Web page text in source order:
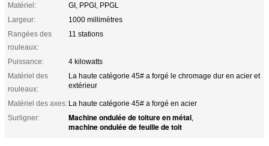
Matériel:
GI, PPGI, PPGL
Largeur:
1000 millimètres
Rangées des
rouleaux:
11 stations
Puissance:
4 kilowatts
Matériel des
rouleaux:
La haute catégorie 45# a forgé le chromage dur en acier et
extérieur
Matériel des axes: La haute catégorie 45# a forgé en acier
Surligner:
Machine ondulée de toiture en métal,
machine ondulée de feuille de toit